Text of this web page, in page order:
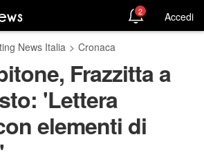
2 Accedi
News Italia > Cronaca
Frazzitta a
'Lettera
elementi di